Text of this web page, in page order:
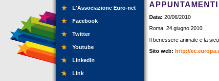
L'Associazione Euro-net
Facebook
Twitter
Youtube
LinkedIn
Link
Data: 20/06/2010
Roma, 24 giugno 2010
Il benessere animale e la
Sito web: http://